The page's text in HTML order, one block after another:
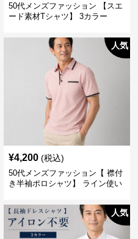
50代メンズファッション 【スエ
ード素材Tシャツ】 3カラー
人気
¥4,200 (税込)
50代メンズファッション【 襟付
き半袖ポロシャツ】 ライン使い
人気